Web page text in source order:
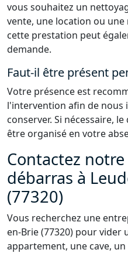
vous souhaitez un
vente, une location ou
cette prestation peut
demande.
Faut-il être présent
Votre présence est
l'intervention afin de nous
conserver. Si nécessaire,
être organisé en votre
Contactez
débarras à
(77320)
Vous recherchez une
en-Brie (77320) pour vider
appartement, une cave,